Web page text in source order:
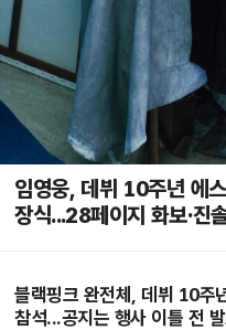
임영웅, 데뷔 10주년 에
장식...28페이지 화보·진
블랙핑크 완전체, 데뷔 10주
참석...공지는 행사 이틀 전